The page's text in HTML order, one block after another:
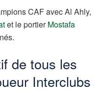
CAF avec Al Ahly,
et le portierMostafa
de tous les
Interclubs